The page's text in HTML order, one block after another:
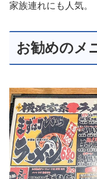
家族連れにも人気。
お勧めのメ